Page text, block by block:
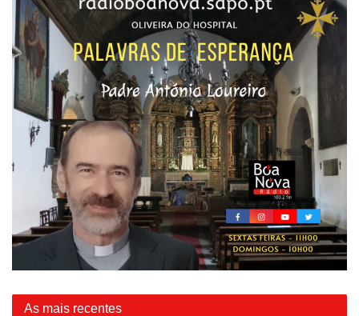
As mais recentes